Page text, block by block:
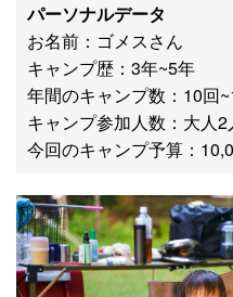
パーソナルデータ
お名前：ゴメスさん
キャンプ歴：3年~5年
年間のキャンプ数：10回
キャンプ参加人数：大人2
今回のキャンプ予算：